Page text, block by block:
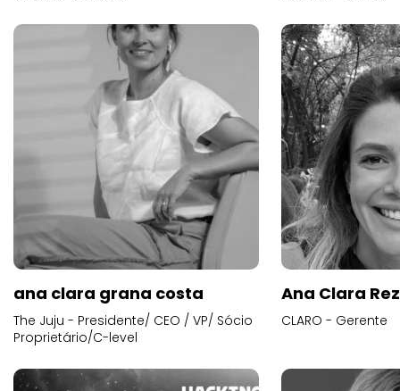
ana clara grana costa
The Juju - Presidente/ CEO / VP/ Sócio
Proprietário/C-level
Ana Clara
CLARO - Gerente